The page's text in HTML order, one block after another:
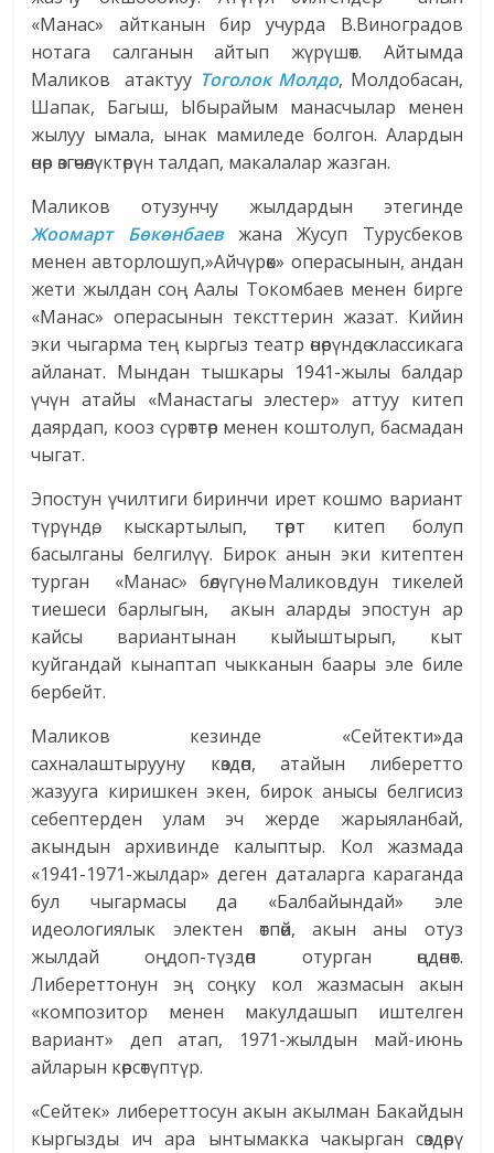
«Манас» айтканын бир учурда В.Виноградов
нотага салганын айтып жүрүшөт. Айтымда
Маликов атактуу Тоголок Молдо, Молдобасан,
Шапак, Багыш, Ыбырайым манасчылар менен
жылуу ымала, ынак мамиледе болгон. Алардын
өнөр өзгөчөлүктөрүн талдап, макалалар жазган.
Маликов отузунчу жылдардын этегинде
Жоомарт Бөкөнбаевжана Жусуп Турусбеков
менен авторлошуп,»Айчүрөк» операсынын, андан
жети жылдан соң Аалы Токомбаев менен бирге
«Манас» операсынын тексттерин жазат. Кийин
эки чыгарма тең кыргыз театр өнөрүндө классикага
айланат. Мындан тышкары 1941-жылы балдар
үчүн атайы «Манастагы элестер» аттуу китеп
даярдап, кооз сүрөттөр менен коштолуп, басмадан
чыгат.
Эпостун үчилтиги биринчи ирет кошмо вариант
түрүндө, кыскартылып, төрт китеп болуп
басылганы белгилүү. Бирок анын эки китептен
турган «Манас» бөлүгүнө Маликовдун тикелей
тиешеси барлыгын, акын аларды эпостун ар
кайсы вариантынан кыйыштырып, кыт
куйгандай кынаптап чыкканын баары эле биле
бербейт.
Маликов кезинде «Сейтекти»да
сахналаштырууну көздөп, атайын либеретто
жазууга киришкен экен, бирок анысы белгисиз
себептерден улам эч жерде жарыяланбай,
акындын архивинде калыптыр. Кол жазмада
«1941-1971-жылдар» деген даталарга караганда
бул чыгармасы да «Балбайындай» эле
идеологиялык электен өтпөй, акын аны отуз
жылдай оңдоп-түздөп отурган өңдөнөт.
Либереттонун эң соңку кол жазмасын акын
«композитор менен макулдашып иштелген
вариант» деп атап, 1971-жылдын май-июнь
айларын көрсөтүптүр.
«Сейтек» либереттосун акын акылман Бакайдын
кыргызды ич ара ынтымакка чакырган сөздөрү